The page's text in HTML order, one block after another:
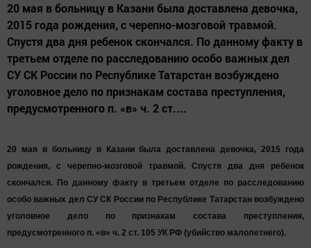
20 мая в больницу в Казани была доставлена девочка,
2015 года рождения, с черепно-мозговой травмой.
Спустя два дня ребенок скончался. По данному факту в
третьем отделе по расследованию особо важных дел
СУ СК России по Республике Татарстан возбуждено
уголовное дело по признакам состава преступления,
предусмотренного п. «в» ч. 2 ст....
20 мая в больницу в Казани была доставлена девочка, 2015 года
рождения, с черепно-мозговой травмой. Спустя два дня ребенок
скончался. По данному факту в третьем отделе по расследованию
особо важных дел СУ СК России по Республике Татарстан возбуждено
уголовное дело по признакам состава преступления,
предусмотренного п. «в» ч. 2 ст. 105 УК РФ (убийство малолетнего).